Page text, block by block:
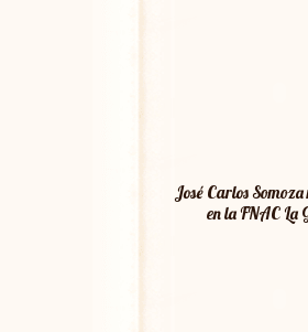
José Carlos
en la FNAC La